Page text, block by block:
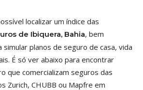
localizar um índice das
de Ibiquera, Bahia, bem
planos de seguro de casa, vida
É só ver abaixo para encontrar
que comercializam seguros das
Zurich, CHUBB ou Mapfre em